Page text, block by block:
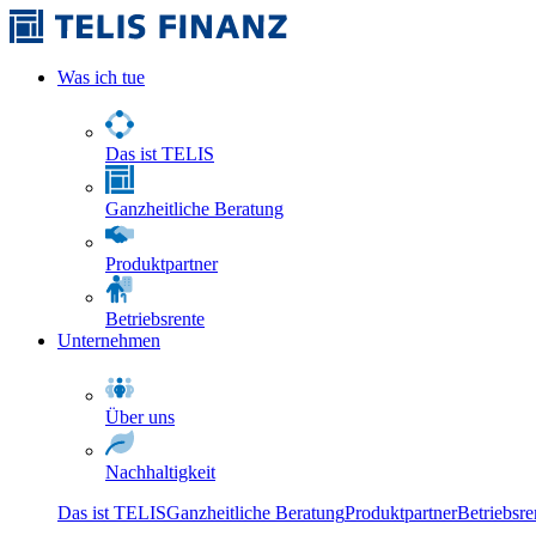
Was ich tue
Das ist TELIS
Ganzheitliche Beratung
Produktpartner
Betriebsrente
Unternehmen
Über uns
Nachhaltigkeit
Das ist TELISGanzheitliche BeratungProduktpartner